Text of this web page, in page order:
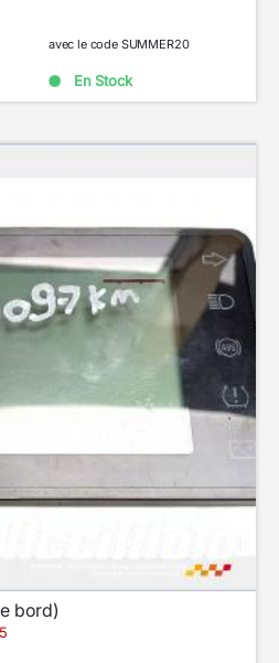
avec le code SUMMER20
En Stock
bord)